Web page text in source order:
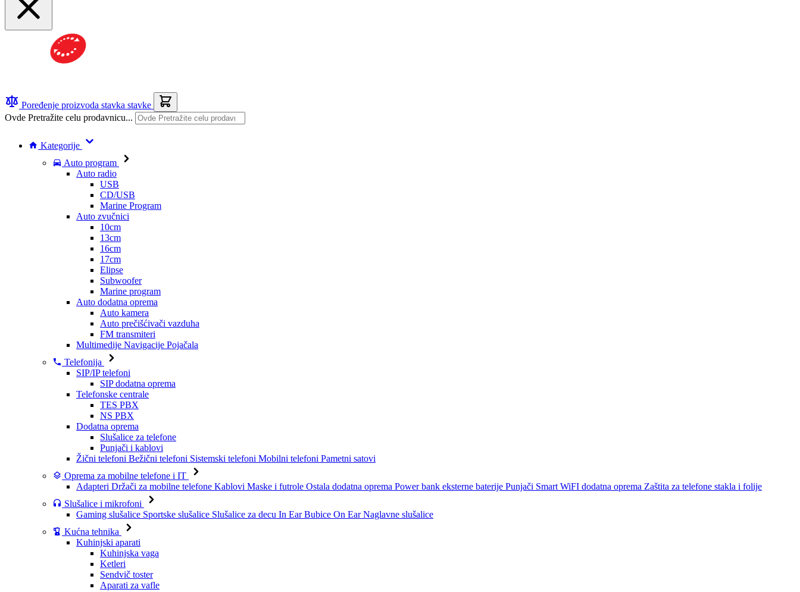
Poređenje proizvoda stavka stavke
Ovde Pretražite celu prodavnicu...
Kategorije
Auto program
Auto radio
USB
CD/USB
Marine Program
Auto zvučnici
10cm
13cm
16cm
17cm
Elipse
Subwoofer
Marine program
Auto dodatna oprema
Auto kamera
Auto prečišćivači vazduha
FM transmiteri
Multimedije Navigacije Pojačala
Telefonija
SIP/IP telefoni
SIP dodatna oprema
Telefonske centrale
TES PBX
NS PBX
Dodatna oprema
Slušalice za telefone
Punjači i kablovi
Žični telefoni Bežični telefoni Sistemski telefoni Mobilni telefoni Pametni satovi
Oprema za mobilne telefone i IT
Adapteri Držači za mobilne telefone Kablovi Maske i futrole Ostala dodatna oprema Power bank eksterne baterije Punjači Smart WiFI dodatna oprema Zaštita za telefone stakla i folije
Slušalice i mikrofoni
Gaming slušalice Sportske slušalice Slušalice za decu In Ear Bubice On Ear Naglavne slušalice
Kućna tehnika
Kuhinjski aparati
Kuhinjska vaga
Ketleri
Sendvič toster
Aparati za vafle